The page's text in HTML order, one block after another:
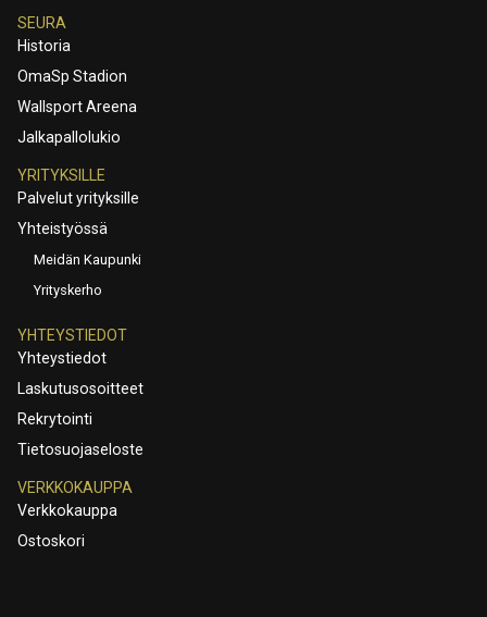
SEURA
Historia
OmaSp Stadion
Wallsport Areena
Jalkapallolukio
YRITYKSILLE
Palvelut yrityksille
Yhteistyössä
Meidän Kaupunki
Yrityskerho
YHTEYSTIEDOT
Yhteystiedot
Laskutusosoitteet
Rekrytointi
Tietosuojaseloste
VERKKOKAUPPA
Verkkokauppa
Ostoskori